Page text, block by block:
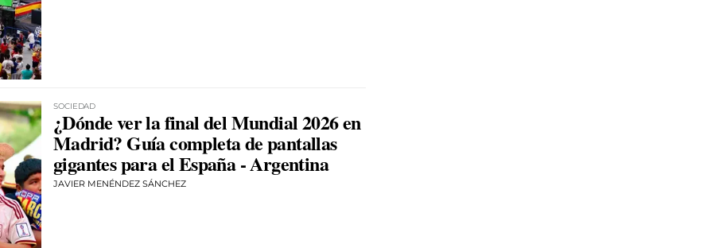
SOCIEDAD
¿Dónde ver la final del Mundial 2026 en
Madrid? Guía completa de pantallas
gigantes para el España - Argentina
JAVIER MENÉNDEZ SÁNCHEZ